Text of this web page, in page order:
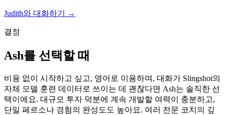
Judith와 대화하기 →
결정
Ash를 선택할 때
비용 없이 시작하고 싶고, 영어로 이용하며, 대화가 Slingshot의
자체 모델 훈련 데이터로 쓰이는 데 괜찮다면 Ash는 솔직한 선
택이에요. 대규모 투자 덕분에 계속 개발할 여력이 충분하고,
단일 페르소나 경험의 완성도도 높아요. 여러 전문 코치의 깊